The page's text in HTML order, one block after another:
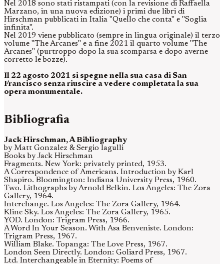
Nel 2018 sono stati ristampati (con la revisione di Raffaella
Marzano, in una nuova edizione) i primi due libri di
Hirschman pubblicati in Italia "Quello che conta" e "Soglia
infinita".
Nel 2019 viene pubblicato (sempre in lingua originale) il terzo
volume "The Arcanes" e a fine 2021 il quarto volume "The
Arcanes" (purtroppo dopo la sua scomparsa e dopo averne
corretto le bozze).
Il 22 agosto 2021 si spegne nella sua casa di San
Francisco senza riuscire a vedere completata la sua
opera monumentale.
Bibliografia
Jack Hirschman, A Bibliography
by Matt Gonzalez & Sergio Iagulli
Books by Jack Hirschman
Fragments. New York: privately printed, 1953.
A Correspondence of Americans. Introduction by Karl
Shapiro. Bloomington: Indiana University Press, 1960.
Two. Lithographs by Arnold Belkin. Los Angeles: The Zora
Gallery, 1964.
Interchange. Los Angeles: The Zora Gallery, 1964.
Kline Sky. Los Angeles: The Zora Gallery, 1965.
YOD. London: Trigram Press, 1966.
A Word In Your Season. With Asa Benveniste. London:
Trigram Press, 1967.
William Blake. Topanga: The Love Press, 1967.
London Seen Directly. London: Goliard Press, 1967.
Ltd. Interchangeable in Eternity: Poems of